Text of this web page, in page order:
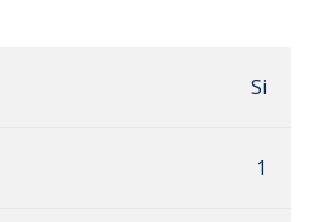
Si
1